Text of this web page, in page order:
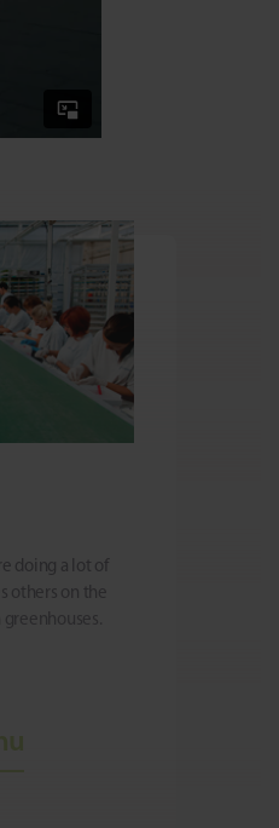
doing a lot of
others on the